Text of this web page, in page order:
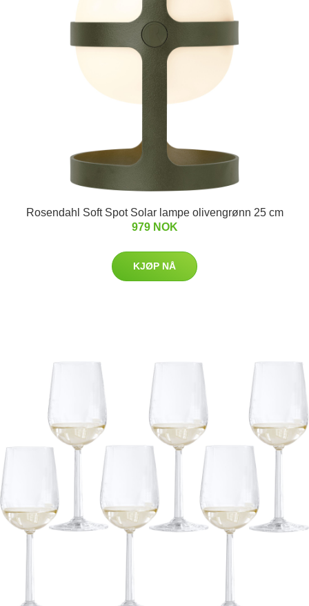
Rosendahl Soft Spot Solar lampe olivengrønn 25 cm
979 NOK
KJØP NÅ